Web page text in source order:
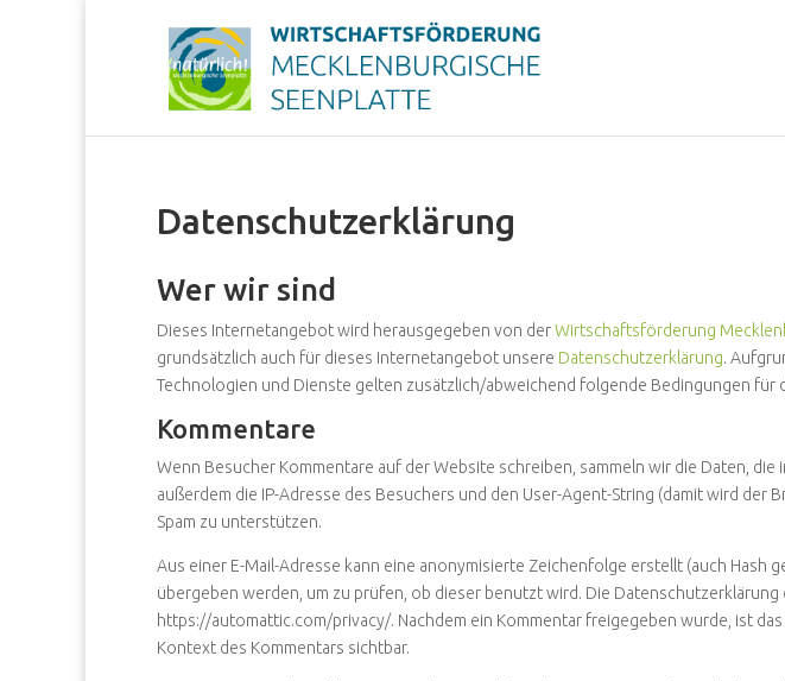
Datenschutzerklärung
Wer wir sind
Dieses Internetangebot wird herausgegeben von derWirtschaftsförderung
grundsätzlich auch für dieses Internetangebot unsere Datenschutzerklärung.
Technologien und Dienste gelten zusätzlich/abweichend folgende Bedingungen für
Kommentare
Wenn Besucher Kommentare auf der Website schreiben, sammeln wir die Daten, die
außerdem die IP-Adresse des Besuchers und den User-Agent-String (damit wird der
Spam zu unterstützen.
Aus einer E-Mail-Adresse kann eine anonymisierte Zeichenfolge erstellt (auch Hash
übergeben werden, um zu prüfen, ob dieser benutzt wird. Die
https://automattic.com/privacy/. Nachdem ein Kommentar freigegeben wurde, ist
Kontext des Kommentars sichtbar.